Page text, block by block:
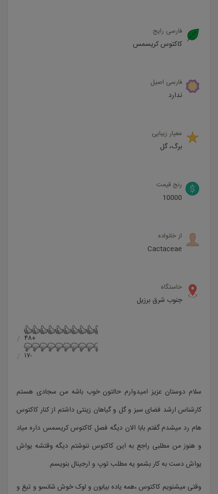
فارسی رایج
کاکتوس کریسمس
فارسی اصیل
ندارد
معیار زیبایی
برگ، گل
رنج قیمت
10000
از خانواده
Cactaceae
خاستگاه
جنوب شرق برزیل
+۴۸
-۱۷
سلام دوستان عزیز امیدوارم حالتون خوب باشه من سجادی هستم
کارشناس ارشد فضای سبز و گل و گیاهان زینتی داشتم از کنار کاکتوس
هام رد میشدم گفتم بابا الان دیگه فصل کاکتوس کریسمس داره میاد
و هنوز من مطلبی راجع به این کاکتوس ننوشتم دیگه وقتشه یواش
یواش دست به کار بشمو یه مطلب توپ و ارجینال بنویسم.
وقتی میشنویم کاکتوس ،همه یاده بیابون و لوک خوش شانسو و تیغ و